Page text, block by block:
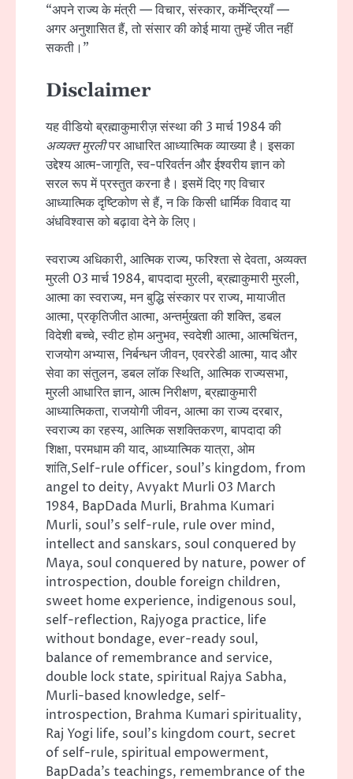
“अपने राज्य के मंत्री — विचार, संस्कार, कर्मेन्द्रियाँ —
अगर अनुशासित हैं, तो संसार की कोई माया तुम्हें जीत नहीं
सकती।”
Disclaimer
यह वीडियो ब्रह्माकुमारीज़ संस्था की 3 मार्च 1984 की
अव्यक्त मुरलीपर आधारित आध्यात्मिक व्याख्या है। इसका
उद्देश्य आत्म-जागृति, स्व-परिवर्तन और ईश्वरीय ज्ञान को
सरल रूप में प्रस्तुत करना है। इसमें दिए गए विचार
आध्यात्मिक दृष्टिकोण से हैं, न कि किसी धार्मिक विवाद या
अंधविश्वास को बढ़ावा देने के लिए।
स्वराज्य अधिकारी, आत्मिक राज्य, फरिश्ता से देवता, अव्यक्त
मुरली 03 मार्च 1984, बापदादा मुरली, ब्रह्माकुमारी मुरली,
आत्मा का स्वराज्य, मन बुद्धि संस्कार पर राज्य, मायाजीत
आत्मा, प्रकृतिजीत आत्मा, अन्तर्मुखता की शक्ति, डबल
विदेशी बच्चे, स्वीट होम अनुभव, स्वदेशी आत्मा, आत्मचिंतन,
राजयोग अभ्यास, निर्बन्धन जीवन, एवररेडी आत्मा, याद और
सेवा का संतुलन, डबल लॉक स्थिति, आत्मिक राज्यसभा,
मुरली आधारित ज्ञान, आत्म निरीक्षण, ब्रह्माकुमारी
आध्यात्मिकता, राजयोगी जीवन, आत्मा का राज्य दरबार,
स्वराज्य का रहस्य, आत्मिक सशक्तिकरण, बापदादा की
शिक्षा, परमधाम की याद, आध्यात्मिक यात्रा, ओम
शांति,Self-rule officer, soul’s kingdom, from
angel to deity, Avyakt Murli 03 March
1984, BapDada Murli, Brahma Kumari
Murli, soul’s self-rule, rule over mind,
intellect and sanskars, soul conquered by
Maya, soul conquered by nature, power of
introspection, double foreign children,
sweet home experience, indigenous soul,
self-reflection, Rajyoga practice, life
without bondage, ever-ready soul,
balance of remembrance and service,
double lock state, spiritual Rajya Sabha,
Murli-based knowledge, self-
introspection, Brahma Kumari spirituality,
Raj Yogi life, soul’s kingdom court, secret
of self-rule, spiritual empowerment,
BapDada’s teachings, remembrance of the